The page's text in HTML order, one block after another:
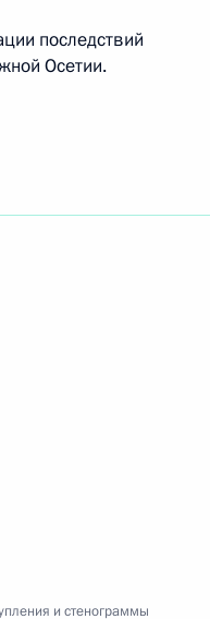
последствий
Осетии.
и стенограммы